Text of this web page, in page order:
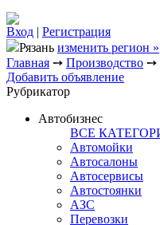
Вход | Регистрация
Рязань изменить регион »
Главная ➙ Производство ➙
Добавить объявление
Рубрикатор
Автобизнес
ВСЕ
Автомойки
Автосалоны
Автосервисы
Автостоянки
АЗС
Перевозки